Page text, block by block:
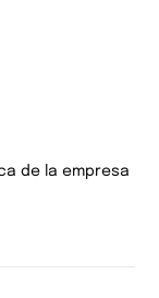
de la empresa